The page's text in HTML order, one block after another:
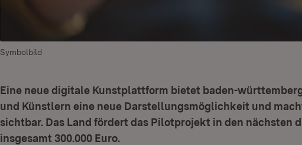
Symbolbild
Eine neue digitale Kunstplattform bietet baden-
und Künstlern eine neue Darstellungsmöglichkeit und
sichtbar. Das Land fördert das Pilotprojekt in den nächsten
insgesamt 300.000 Euro.